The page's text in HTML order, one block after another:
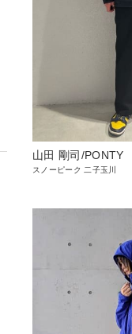
山田 剛司/PONTY
スノーピーク 二子玉川